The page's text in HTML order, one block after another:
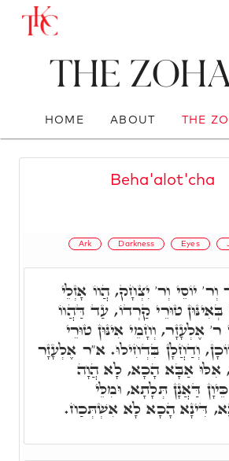
The
HOME ABOUT THE
Beha'alot'cha
Ark Darkness Eyes
יוֹסֵי וְר' יִצְחָק, הֲווֹ אָזְלֵי
טוּרֵי קַרְדוֹ, עַד דַּהֲווֹ
ר' אֶלְעָזָר, וְחָמֵי אִינּוּן טוּרֵי
וְדַחֲלָן בִּדְחִילוּ. א"ר אֶלְעָזָר
אִלּוּ אַבָּא הָכָא, לָא הֲוָה
דַּאֲנָן תְּלָתָא, וּמִלֵּי
דִּינָא הָכָא לָא אִשְׁתְּכַח.